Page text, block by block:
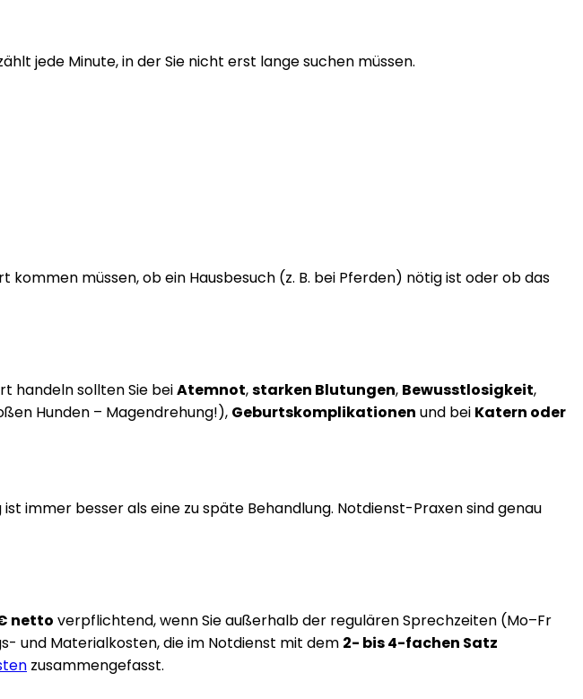
jede Minute, in der Sie nicht erst lange suchen müssen.
müssen, ob ein Hausbesuch (z. B. bei Pferden) nötig ist oder ob das
handeln sollten Sie beiAtemnot,starken Blutungen, Bewusstlosigkeit,
Hunden – Magendrehung!), Geburtskomplikationen und bei Katern oder
immer besser als eine zu späte Behandlung. Notdienst-Praxen sind genau
netto verpflichtend, wenn Sie außerhalb der regulären Sprechzeiten (Mo–Fr
und Materialkosten, die im Notdienst mit dem 2- bis 4-fachen Satz
zusammengefasst.